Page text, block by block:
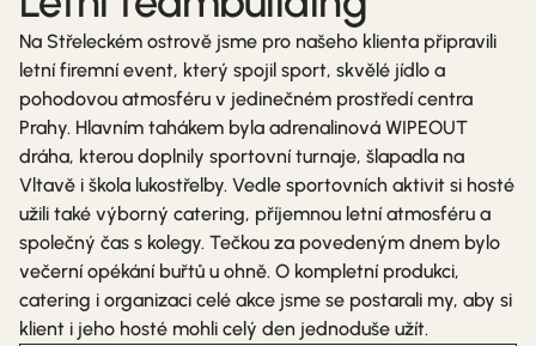
Na Střeleckém ostrově jsme pro našeho klienta připravili
letní firemní event, který spojil sport, skvělé jídlo a
pohodovou atmosféru v jedinečném prostředí centra
Prahy. Hlavním tahákem byla adrenalinová WIPEOUT
dráha, kterou doplnily sportovní turnaje, šlapadla na
Vltavě i škola lukostřelby. Vedle sportovních aktivit si hosté
užili také výborný catering, příjemnou letní atmosféru a
společný čas s kolegy. Tečkou za povedeným dnem bylo
večerní opékání buřtů u ohně. O kompletní produkci,
catering i organizaci celé akce jsme se postarali my, aby si
klient i jeho hosté mohli celý den jednoduše užít.